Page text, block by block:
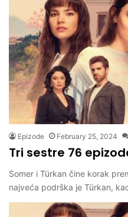
Epizode February 25, 2024
Tri sestre 76
Somer i Türkan čine korak
najveća podrška je Türkan,